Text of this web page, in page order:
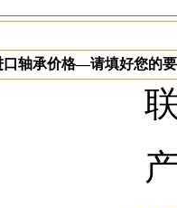
轴承价格—请填好您的